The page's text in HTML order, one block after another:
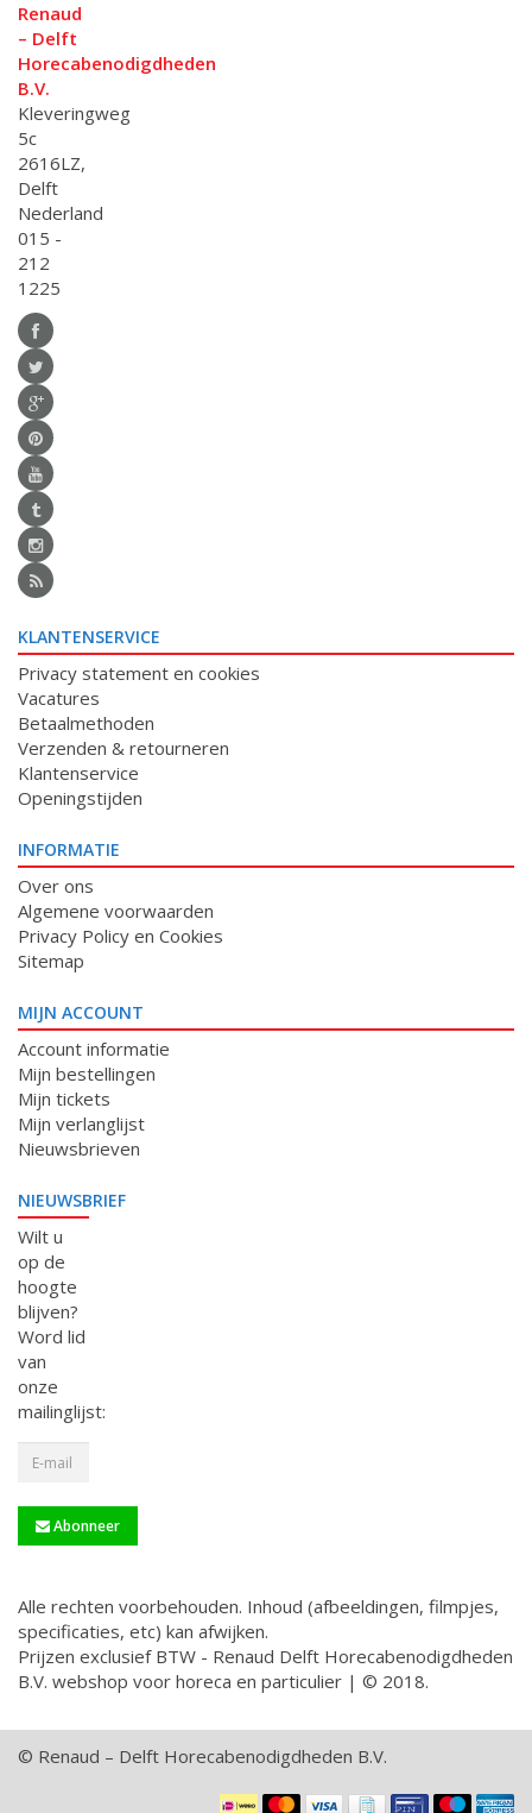
Renaud
– Delft
Horecabenodigdheden
B.V.
Kleveringweg
5c
2616LZ,
Delft
Nederland
015 -
212
1225
KLANTENSERVICE
Privacy statement en cookies
Vacatures
Betaalmethoden
Verzenden & retourneren
Klantenservice
Openingstijden
INFORMATIE
Over ons
Algemene voorwaarden
Privacy Policy en Cookies
Sitemap
MIJN ACCOUNT
Account informatie
Mijn bestellingen
Mijn tickets
Mijn verlanglijst
Nieuwsbrieven
NIEUWSBRIEF
Wilt u
op de
hoogte
blijven?
Word lid
van
onze
mailinglijst:
Abonneer
Alle rechten voorbehouden. Inhoud (afbeeldingen, filmpjes,
specificaties, etc) kan afwijken.
Prijzen exclusief BTW - Renaud Delft Horecabenodigdheden
B.V. webshop voor horeca en particulier | © 2018.
© Renaud – Delft Horecabenodigdheden B.V.